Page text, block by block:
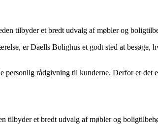
tilbyder et bredt udvalg af møbler og
er Daells Bolighus et godt sted at
personlig rådgivning til kunderne. Derfor er
tilbyder et bredt udvalg af møbler og